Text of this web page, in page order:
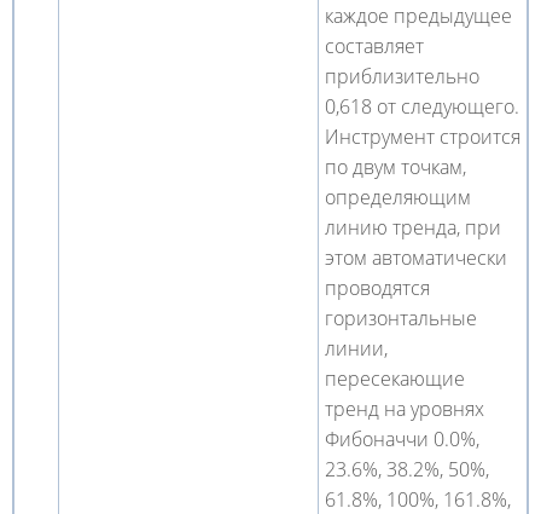
каждое предыдущее
составляет
приблизительно
0,618 от следующего.
Инструмент строится
по двум точкам,
определяющим
линию тренда, при
этом автоматически
проводятся
горизонтальные
линии,
пересекающие
тренд на уровнях
Фибоначчи 0.0%,
23.6%, 38.2%, 50%,
61.8%, 100%, 161.8%,